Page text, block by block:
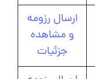
ارسال رزومه
و مشاهده
جزئیات